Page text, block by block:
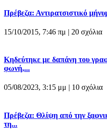
Πρέβεζα: Αντιρατσιστικό
15/10/2015, 7:46 πμ | 20 σχόλια
Κηδεύτηκε με δαπάνη του
φωνή,...
05/08/2023, 3:15 μμ | 10 σχόλια
Πρέβεζα: Θλίψη από την
τη...